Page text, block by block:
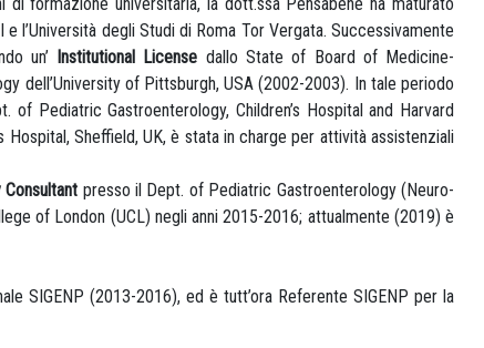
degli Studi di Roma Tor Vergata. Successivamente
un’ Institutional License dallo State of Board of Medicine-
dell’University of Pittsburgh, USA (2002-2003). In tale periodo
of Pediatric Gastroenterology, Children’s Hospital and Harvard
Sheffield, UK, è stata in charge per attività assistenziali
presso il Dept. of Pediatric Gastroenterology (Neuro-
of London (UCL) negli anni 2015-2016; attualmente (2019) è
SIGENP (2013-2016), ed è tutt’ora Referente SIGENP per la